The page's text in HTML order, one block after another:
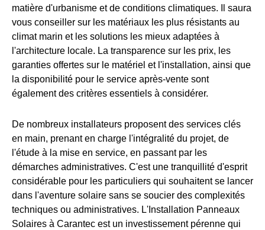
matière d'urbanisme et de conditions climatiques. Il saura
vous conseiller sur les matériaux les plus résistants au
climat marin et les solutions les mieux adaptées à
l'architecture locale. La transparence sur les prix, les
garanties offertes sur le matériel et l'installation, ainsi que
la disponibilité pour le service après-vente sont
également des critères essentiels à considérer.
De nombreux installateurs proposent des services clés
en main, prenant en charge l'intégralité du projet, de
l'étude à la mise en service, en passant par les
démarches administratives. C'est une tranquillité d'esprit
considérable pour les particuliers qui souhaitent se lancer
dans l'aventure solaire sans se soucier des complexités
techniques ou administratives. L'Installation Panneaux
Solaires à Carantec est un investissement pérenne qui